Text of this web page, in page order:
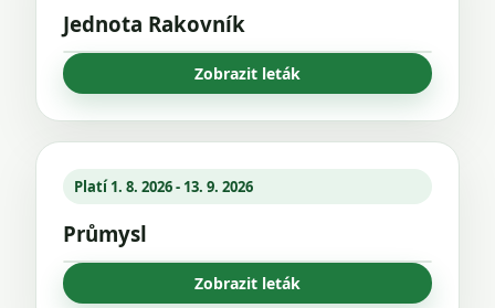
Jednota Rakovník
Zobrazit leták
Platí 1. 8. 2026 - 13. 9. 2026
Průmysl
Zobrazit leták